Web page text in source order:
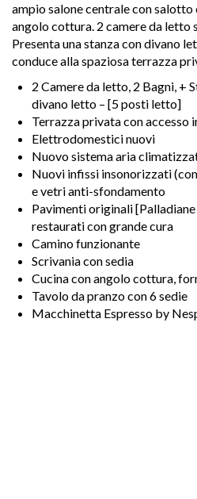
ampio salone centrale con salotto
angolo cottura. 2 camere da letto
Presenta una stanza con divano
conduce alla spaziosa terrazza
2 Camere da letto, 2 Bagni, +
divano letto – [5 posti letto]
Terrazza privata con accesso
Elettrodomestici nuovi
Nuovo sistema aria
Nuovi infissi insonorizzati
e vetri anti-sfondamento
Pavimenti originali
restaurati con grande cura
Camino funzionante
Scrivania con sedia
Cucina con angolo cottura,
Tavolo da pranzo con 6 sedie
Macchinetta Espresso by